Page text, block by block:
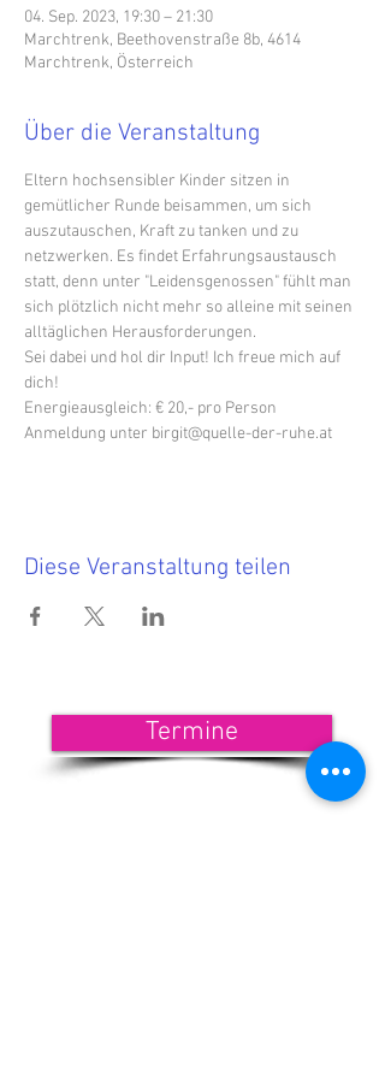
04. Sep. 2023, 19:30 – 21:30
Marchtrenk, Beethovenstraße 8b, 4614
Marchtrenk, Österreich
Über die Veranstaltung
Eltern hochsensibler Kinder sitzen in
gemütlicher Runde beisammen, um sich
auszutauschen, Kraft zu tanken und zu
netzwerken. Es findet Erfahrungsaustausch
statt, denn unter "Leidensgenossen" fühlt man
sich plötzlich nicht mehr so alleine mit seinen
alltäglichen Herausforderungen.
Sei dabei und hol dir Input! Ich freue mich auf
dich!
Energieausgleich: € 20,- pro Person
Anmeldung unter birgit@quelle-der-ruhe.at
Diese Veranstaltung teilen
Termine
<<< Hier findest Du die aktuellen